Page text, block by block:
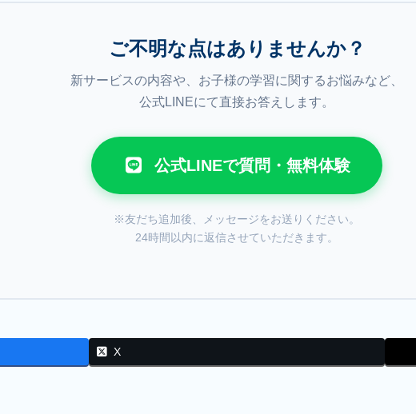
ご不明な点はありませんか？
新サービスの内容や、お子様の学習に関するお悩みなど、
公式LINEにて直接お答えします。
公式LINEで質問・無料体験
※友だち追加後、メッセージをお送りください。
24時間以内に返信させていただきます。
X